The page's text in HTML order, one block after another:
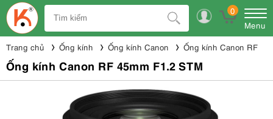
0
Menu
Trang chủ Ống kính Ống kính Canon Ống kính Canon RF
Ống kính Canon RF 45mm F1.2 STM